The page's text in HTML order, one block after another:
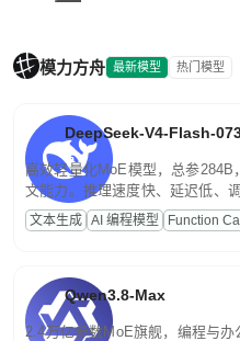
模力方舟 最新模型 热门模型
DeepSeek-V4-Flash-
高效轻量化MoE模型，总参
文能力。推理速度快、延迟低、
高并发、轻量化任务，适合日常
文案处理等普惠刚需场景。
文本生成 AI 编程模型 Function
Qwen3.8-Max
2.4万亿参数MoE旗舰，编程与